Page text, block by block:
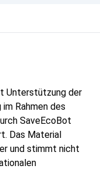
Unterstützung der
Rahmen des
SaveEcoBot
Das Material
und stimmt nicht